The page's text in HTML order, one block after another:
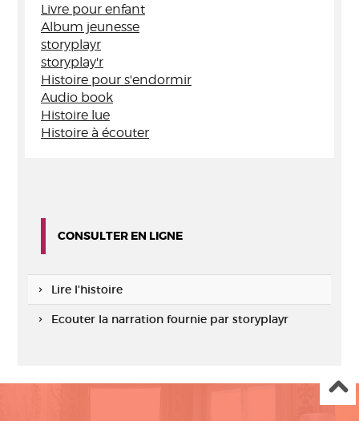
Livre pour enfant
Album jeunesse
storyplayr
storyplay'r
Histoire pour s'endormir
Audio book
Histoire lue
Histoire à écouter
CONSULTER EN LIGNE
Lire l'histoire
Ecouter la narration fournie par storyplayr